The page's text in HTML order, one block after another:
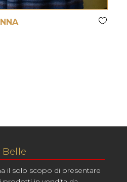
Belle
il solo scopo di presentare